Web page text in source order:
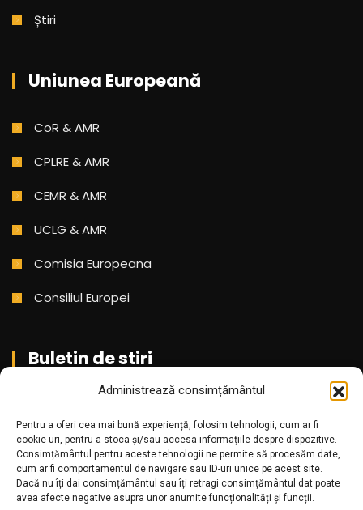
Administrează consimțământul
Pentru a oferi cea mai bună experiență, folosim tehnologii, cum ar fi
cookie-uri, pentru a stoca și/sau accesa informațiile despre dispozitive.
Consimțământul pentru aceste tehnologii ne permite să procesăm date,
cum ar fi comportamentul de navigare sau ID-uri unice pe acest site.
Dacă nu îți dai consimțământul sau îți retragi consimțământul dat poate
avea afecte negative asupra unor anumite funcționalități și funcții.
Știri
Uniunea Europeană
CoR & AMR
CPLRE & AMR
CEMR & AMR
UCLG & AMR
Comisia Europeana
Consiliul Europei
Buletin de stiri
Aboneaza-te pentru a primi cele mai noi stiri din partea
noastra!